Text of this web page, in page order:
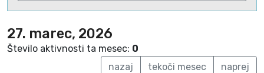
27. marec, 2026
Število aktivnosti ta mesec: 0
nazaj
tekoči mesec naprej